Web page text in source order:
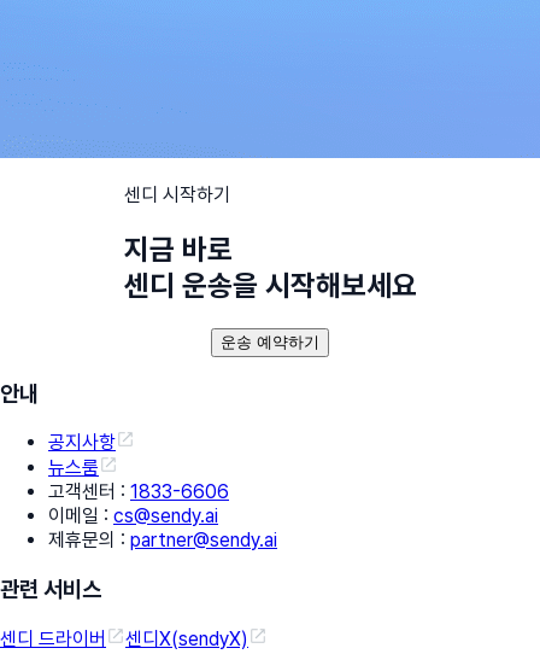
센디 시작하기
지금 바로
센디 운송을 시작해보세요
운송 예약하기
안내
공지사항
뉴스룸
고객센터 : 1833-6606
이메일 : cs@sendy.ai
제휴문의 : partner@sendy.ai
관련 서비스
센디 드라이버 센디X(sendyX)